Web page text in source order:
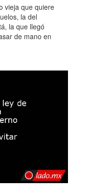
vieja que quiere
la del
la que llegó
de mano en